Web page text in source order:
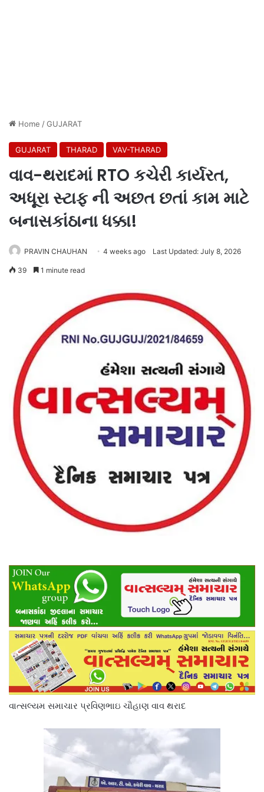
Home /GUJARAT
GUJARAT THARAD VAV-THARAD
વાવ-થરાદમાં RTO કચેરી કાર્યરત,
અધૂરા સ્ટાફ ની અછત છતાં કામ માટે
બનાસકાંઠાના ધક્કા!
PRAVIN CHAUHAN 4 weeks ago Last Updated: July 8, 2026
39 1 minute read
વાત્સલ્યમ સમાચાર પ્રવિણભાઇ ચૌહાણ વાવ થરાદ